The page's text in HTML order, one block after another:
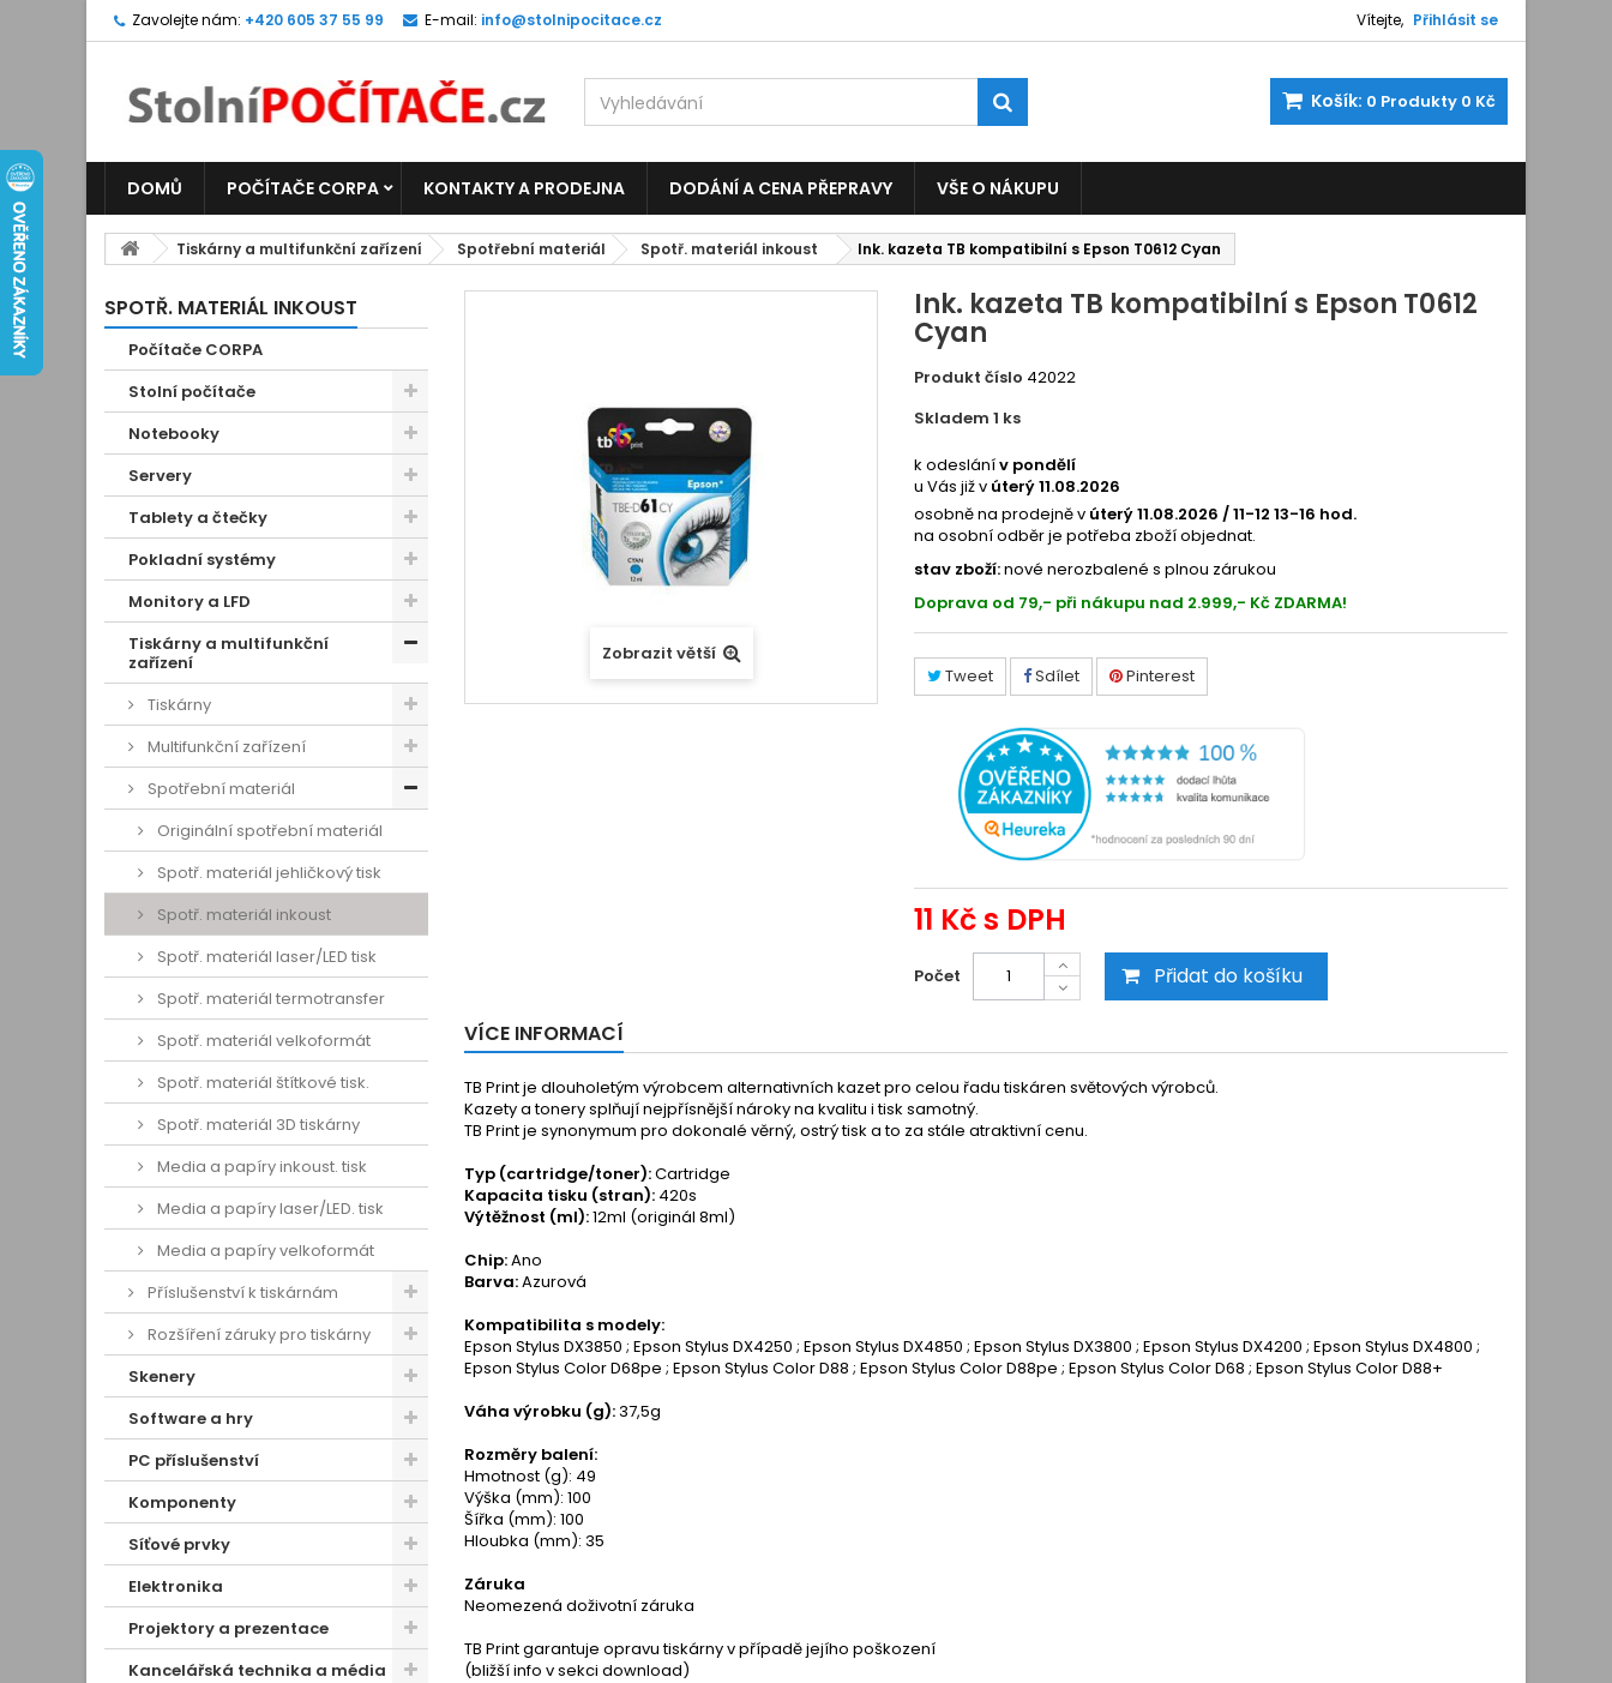
Vítejte, Přihlásit se
Zavolejte nám: +420 605 37 55 99 E-mail: info@stolnipocitace.cz
Košík: 0 Produkty 0 Kč
DOMŮ POČÍTAČE CORPA KONTAKTY A PRODEJNA DODÁNÍ A CENA PŘEPRAVY VŠE O NÁKUPU
Tiskárny a multifunkční zařízení Spotřební materiál Spotř. materiál inkoust Ink. kazeta TB kompatibilní s Epson T0612 Cyan
SPOTŘ. MATERIÁL INKOUST
Počítače CORPA
Stolní počítače
Notebooky
Servery
Tablety a čtečky
Pokladní systémy
Monitory a LFD
Tiskárny a multifunkční
zařízení
Tiskárny
Multifunkční zařízení
Spotřební materiál
Originální spotřební materiál
Spotř. materiál jehličkový tisk
Spotř. materiál inkoust
Spotř. materiál laser/LED tisk
Spotř. materiál termotransfer
Spotř. materiál velkoformát
Spotř. materiál štítkové tisk.
Spotř. materiál 3D tiskárny
Media a papíry inkoust. tisk
Media a papíry laser/LED. tisk
Media a papíry velkoformát
Příslušenství k tiskárnám
Rozšíření záruky pro tiskárny
Skenery
Software a hry
PC příslušenství
Komponenty
Síťové prvky
Elektronika
Projektory a prezentace
Kancelářská technika a média
Zobrazit větší
Ink. kazeta TB kompatibilní s Epson T0612
Cyan
Produkt číslo 42022
Skladem 1 ks
k odeslánív pondělí
u Vás již v úterý 11.08.2026
osobně na prodejně v úterý 11.08.2026 / 11-12 13-16 hod.
na osobní odběr je potřeba zboží objednat.
stav zboží:nové nerozbalené s plnou zárukou
Doprava od 79,- při nákupu nad 2.999,- Kč ZDARMA!
Tweet Sdílet Pinterest
11 Kčs DPH
Počet Přidat do košíku
VÍCE INFORMACÍ
TB Print je dlouholetým výrobcem alternativních kazet pro celou řadu tiskáren světových výrobců.
Kazety a tonery splňují nejpřísnější nároky na kvalitu i tisk samotný.
TB Print je synonymum pro dokonalé věrný, ostrý tisk a to za stále atraktivní cenu.
Typ (cartridge/toner):Cartridge
Kapacita tisku (stran): 420s
Výtěžnost (ml):12ml (originál 8ml)
Chip:Ano
Barva:Azurová
Kompatibilita s modely:
Epson Stylus DX3850 ; Epson Stylus DX4250 ; Epson Stylus DX4850 ; Epson Stylus DX3800 ; Epson Stylus DX4200 ; Epson Stylus DX4800 ;
Epson Stylus Color D68pe ; Epson Stylus Color D88 ; Epson Stylus Color D88pe ; Epson Stylus Color D68 ; Epson Stylus Color D88+
Váha výrobku (g):37,5g
Rozměry balení:
Hmotnost (g): 49
Výška (mm): 100
Šířka (mm): 100
Hloubka (mm): 35
Záruka
Neomezená doživotní záruka
TB Print garantuje opravu tiskárny v případě jejího poškození
(bližší info v sekci download)